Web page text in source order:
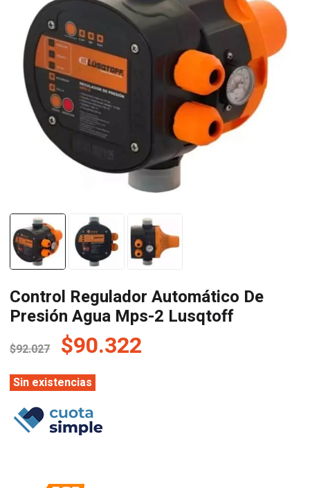
Control Regulador Automático De
Presión Agua Mps-2 Lusqtoff
$92.027 El
precio
original
era:
$92.027.
$90.322
Sin existencias